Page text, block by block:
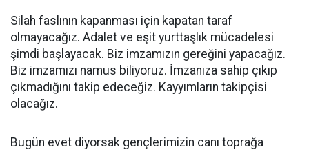
Silah faslının kapanması için kapatan taraf
olmayacağız. Adalet ve eşit yurttaşlık mücadelesi
şimdi başlayacak. Biz imzamızın gereğini yapacağız.
Biz imzamızı namus biliyoruz. İmzanıza sahip çıkıp
çıkmadığını takip edeceğiz. Kayyımların takipçisi
olacağız.
Bugün evet diyorsak gençlerimizin canı toprağa